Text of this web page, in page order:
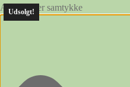
Administrer samtykke
Udsolgt!